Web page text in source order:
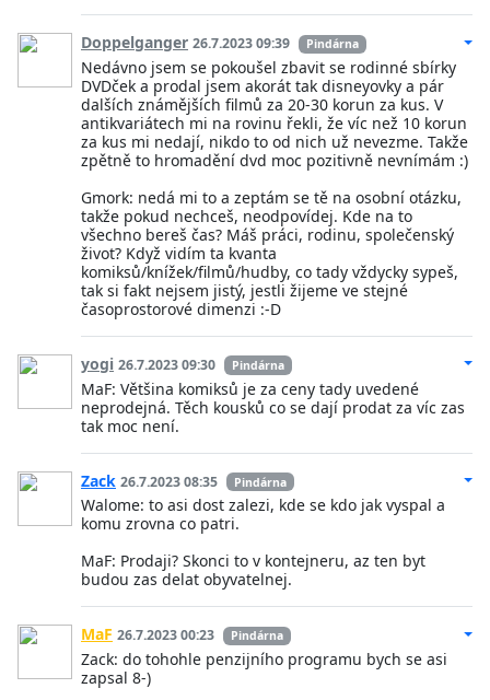
Doppelganger 26.7.2023 09:39 Pindárna
Nedávno jsem se pokoušel zbavit se rodinné sbírky
DVDček a prodal jsem akorát tak disneyovky a pár
dalších známějších filmů za 20-30 korun za kus. V
antikvariátech mi na rovinu řekli, že víc než 10 korun
za kus mi nedají, nikdo to od nich už nevezme. Takže
zpětně to hromadění dvd moc pozitivně nevnímám :)
Gmork: nedá mi to a zeptám se tě na osobní otázku,
takže pokud nechceš, neodpovídej. Kde na to
všechno bereš čas? Máš práci, rodinu, společenský
život? Když vidím ta kvanta
komiksů/knížek/filmů/hudby, co tady vždycky sypeš,
tak si fakt nejsem jistý, jestli žijeme ve stejné
časoprostorové dimenzi :-D
yogi 26.7.2023 09:30 Pindárna
MaF: Většina komiksů je za ceny tady uvedené
neprodejná. Těch kousků co se dají prodat za víc zas
tak moc není.
Zack 26.7.2023 08:35 Pindárna
Walome: to asi dost zalezi, kde se kdo jak vyspal a
komu zrovna co patri.
MaF: Prodaji? Skonci to v kontejneru, az ten byt
budou zas delat obyvatelnej.
MaF 26.7.2023 00:23 Pindárna
Zack: do tohohle penzijního programu bych se asi
zapsal 8-)